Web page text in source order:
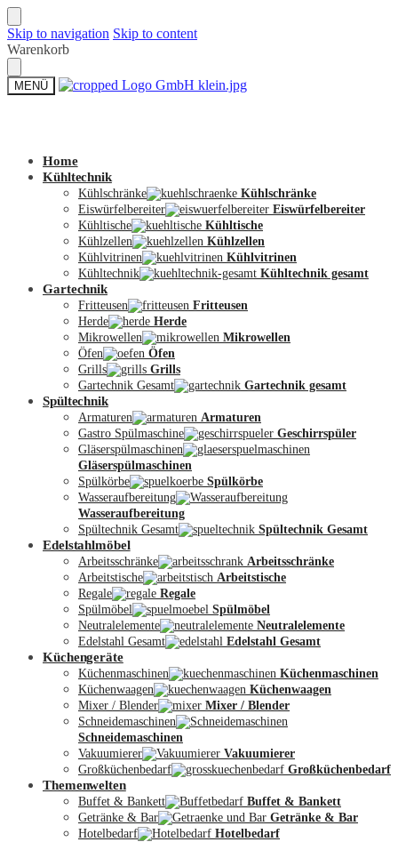
Skip to navigation Skip to content
Warenkorb
MENÜ
Zum Shop
Kontakt
Home
Kühltechnik
Kühlschränke
Kühlschränke
Eiswürfelbereiter
Eiswürfelbereiter
Kühltische
Kühltische
Kühlzellen
Kühlzellen
Kühlvitrinen
Kühlvitrinen
Kühltechnik
Kühltechnik gesamt
Gartechnik
Fritteusen
Fritteusen
Herde
Herde
Mikrowellen
Mikrowellen
Öfen
Öfen
Grills
Grills
Gartechnik Gesamt
Gartechnik gesamt
Spültechnik
Armaturen
Armaturen
Gastro Spülmaschine
Geschirrspüler
Gläserspülmaschinen
Gläserspülmaschinen
Spülkörbe
Spülkörbe
Wasseraufbereitung
Wasseraufbereitung
Spültechnik Gesamt
Spültechnik Gesamt
Edelstahlmöbel
Arbeitsschränke
Arbeitsschränke
Arbeitstische
Arbeitstische
Regale
Regale
Spülmöbel
Spülmöbel
Neutralelemente
Neutralelemente
Edelstahl Gesamt
Edelstahl Gesamt
Küchengeräte
Küchenmaschinen
Küchenmaschinen
Küchenwaagen
Küchenwaagen
Mixer / Blender
Mixer / Blender
Schneidemaschinen
Schneidemaschinen
Vakuumierer
Vakuumierer
Großküchenbedarf
Großküchenbedarf
Themenwelten
Buffet & Bankett
Buffet & Bankett
Getränke & Bar
Getränke & Bar
Hotelbedarf
Hotelbedarf